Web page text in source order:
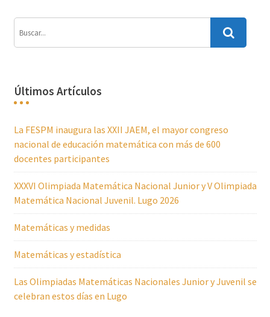
Últimos Artículos
La FESPM inaugura las XXII JAEM, el mayor congreso
nacional de educación matemática con más de 600
docentes participantes
XXXVI Olimpiada Matemática Nacional Junior y V Olimpiada
Matemática Nacional Juvenil. Lugo 2026
Matemáticas y medidas
Matemáticas y estadística
Las Olimpiadas Matemáticas Nacionales Junior y Juvenil se
celebran estos días en Lugo